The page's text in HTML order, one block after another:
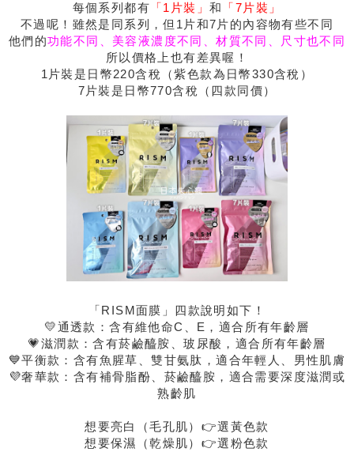
每個系列都有 「1片裝」 和
「7片裝」
不過呢！雖然是同系列，但1片和7片的內容物有些不同
他們的功能不同、美容液濃度不同、材質不同、尺寸也不同
所以價格上也有差異喔！
1片裝是日幣220含稅（紫色款為日幣330含稅）
7片裝是日幣770含稅（四款同價）
「RISM面膜」四款說明如下！
💛通透款：含有維他命C、E，適合所有年齡層
💗滋潤款：含有菸鹼醯胺、玻尿酸，適合所有年齡層
💙平衡款：含有魚腥草、雙甘氨肽，適合年輕人、男性肌膚
💜奢華款：含有補骨脂酚、菸鹼醯胺，適合需要深度滋潤或
熟齡肌
想要亮白（毛孔肌）👉選黃色款
想要保濕（乾燥肌）👉選粉色款